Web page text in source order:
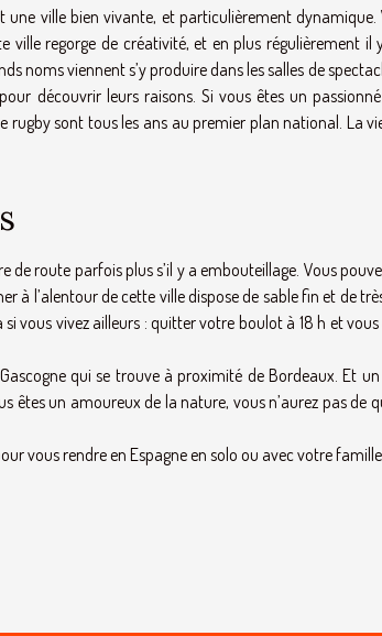
ville bien vivante, et particulièrement dynamique.
regorge de créativité, et en plus régulièrement il
noms viennent s’y produire dans les salles de
pour découvrir leurs raisons. Si vous êtes un
sont tous les ans au premier plan national. La
route parfois plus s’il y a embouteillage. Vous
à l’alentour de cette ville dispose de sable fin et de
vous vivez ailleurs : quitter votre boulot à 18 h et
qui se trouve à proximité de Bordeaux. Et
êtes un amoureux de la nature, vous n’aurez pas de
vous rendre en Espagne en solo ou avec votre